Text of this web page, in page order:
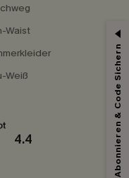
Waist
Weiß
4.4 Abonnieren & Code Sichern